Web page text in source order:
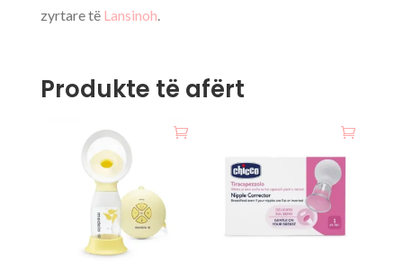
zyrtare të Lansinoh.
Produkte të afërt